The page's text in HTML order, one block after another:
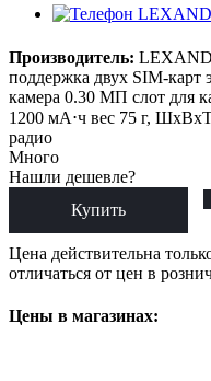
Производитель: LEXAND
поддержка двух SIM-карт
камера 0.30 МП слот для
1200 мА⋅ч вес 75 г,
радио
Много
Нашли дешевле?
Купить
Цена действительна
отличаться от цен в
Цены в магазинах: